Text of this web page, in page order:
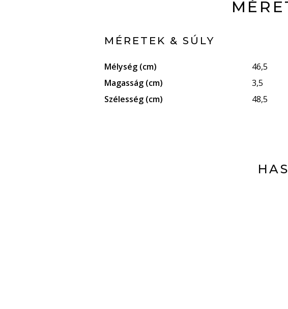
MÉRETEK & SÚLY
Mélység (cm)
46,5
Magasság (cm)
3,5
Szélesség (cm)
48,5